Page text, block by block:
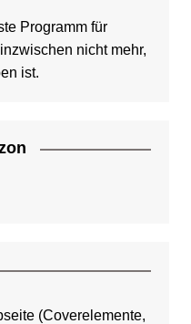
Programm für
nicht mehr,
ist.
(Coverelemente,